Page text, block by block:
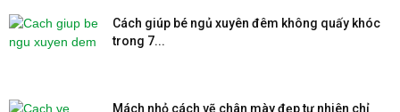
Cách giúp bé ngủ xuyên đêm không quấy khóc
trong 7...
Mách nhỏ cách vẽ chân mày đẹp tự nhiên chỉ